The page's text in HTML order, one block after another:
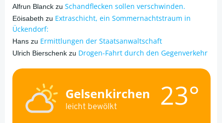
Alfrun Blanck zu Schandflecken sollen verschwinden.
Eöisabeth zu Extraschicht, ein Sommernachtstraum in
Ückendorf:
Hans zu Ermittlungen der Staatsanwaltschaft
Ulrich Bierschenk zu Drogen-Fahrt durch den Gegenverkehr
Gelsenkirchen
leicht bewölkt 23°